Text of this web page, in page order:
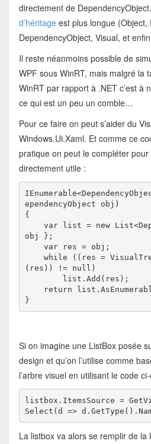
directement de
d’héritageest plus longue (Object,
DependencyObject, Visual, et
Il reste néanmoins possible de
WPF sous WinRT, mais malgré la
WinRT par rapport à .NET c’est à
ce qui est un peu un comble…
Pour ce faire on peut s’aider du
Windows.Ui.Xaml. Et comme ce
pratique on peut le compléter
directement utile :
    var list =
new
while ((res =
(res)) != null
return
}
Si on imagine une ListBox posée
design et qu’on l’utilise comme
l’arbre visuel en utilisant le code
listbox.ItemsSource =
Select(d =>
La listbox va alors se remplir de la